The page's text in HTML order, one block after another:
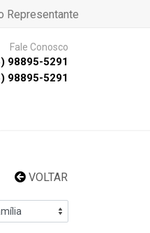
Representante
Fale Conosco
98895-5291
98895-5291
VOLTAR